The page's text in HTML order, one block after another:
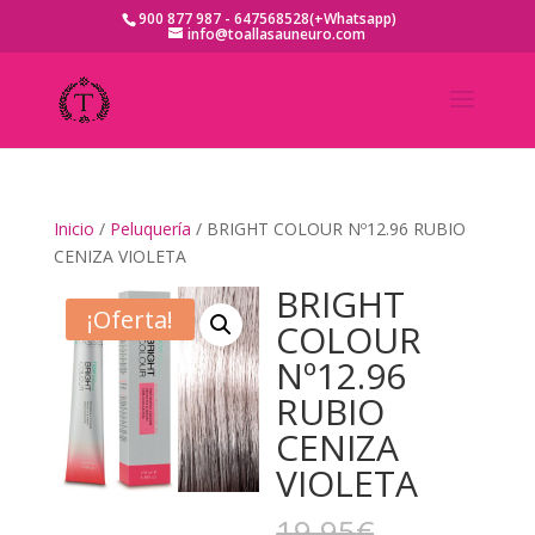
900 877 987 - 647568528(+Whatsapp)
info@toallasauneuro.com
Inicio / Peluquería / BRIGHT COLOUR Nº12.96 RUBIO
CENIZA VIOLETA
¡Oferta! BRIGHT
COLOUR
Nº12.96
RUBIO
CENIZA
VIOLETA